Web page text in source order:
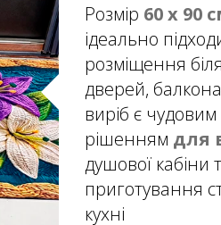
Розмір 60 х 90
ідеально
розміщення
дверей,
виріб є чудовим
рішенням для
душової кабіни
приготування
кухні